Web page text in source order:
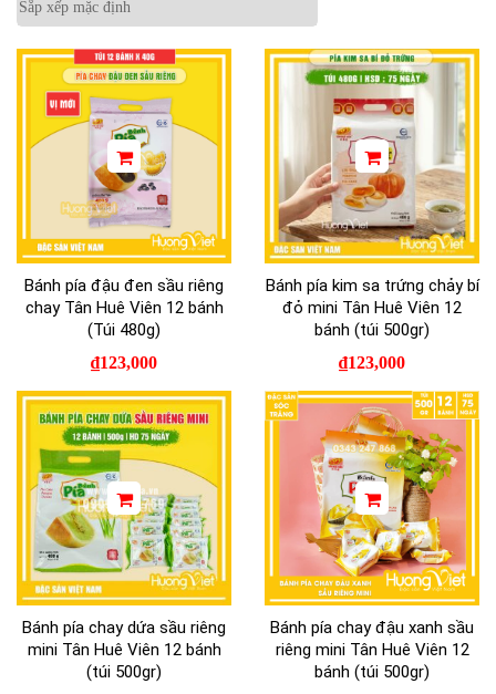
Bánh pía đậu đen sầu riêng
chay Tân Huê Viên 12 bánh
(Túi 480g)
₫123,000
Bánh pía kim sa trứng chảy bí
đỏ mini Tân Huê Viên 12
bánh (túi 500gr)
₫123,000
Bánh pía chay dứa sầu riêng
mini Tân Huê Viên 12 bánh
(túi 500gr)
Bánh pía chay đậu xanh sầu
riêng mini Tân Huê Viên 12
bánh (túi 500gr)